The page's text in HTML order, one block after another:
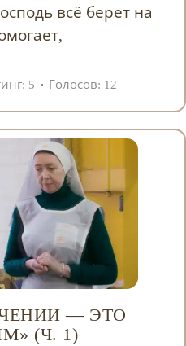
всё берет на
5 Голосов: 12
— ЭТО
(Ч. 1)